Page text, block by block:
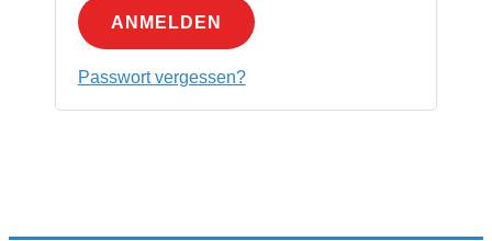
ANMELDEN
Passwort vergessen?